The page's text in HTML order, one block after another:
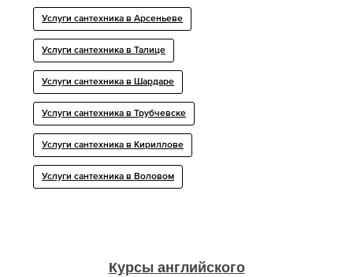
Услуги сантехника в Арсеньеве
Услуги сантехника в Талице
Услуги сантехника в Шардаре
Услуги сантехника в Трубчевске
Услуги сантехника в Кириллове
Услуги сантехника в Воловом
Курсы английского